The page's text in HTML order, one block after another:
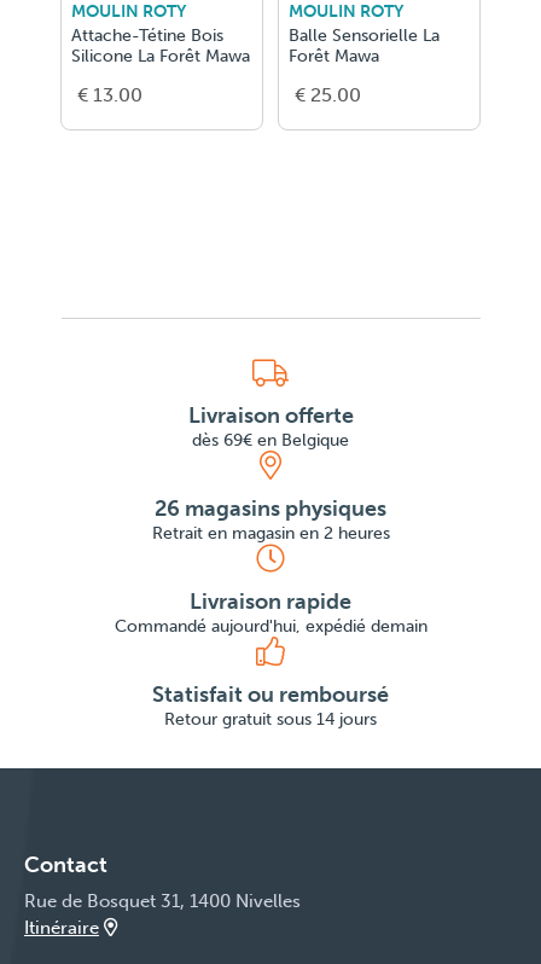
MOULIN ROTY
Attache-Tétine Bois
Silicone La Forêt Mawa
€ 13.00
MOULIN ROTY
Balle Sensorielle La
Forêt Mawa
€ 25.00
Livraison offerte
dès 69€ en Belgique
26 magasins physiques
Retrait en magasin en 2 heures
Livraison rapide
Commandé aujourd'hui, expédié demain
Statisfait ou remboursé
Retour gratuit sous 14 jours
Contact
Rue de Bosquet 31, 1400 Nivelles
Itinéraire